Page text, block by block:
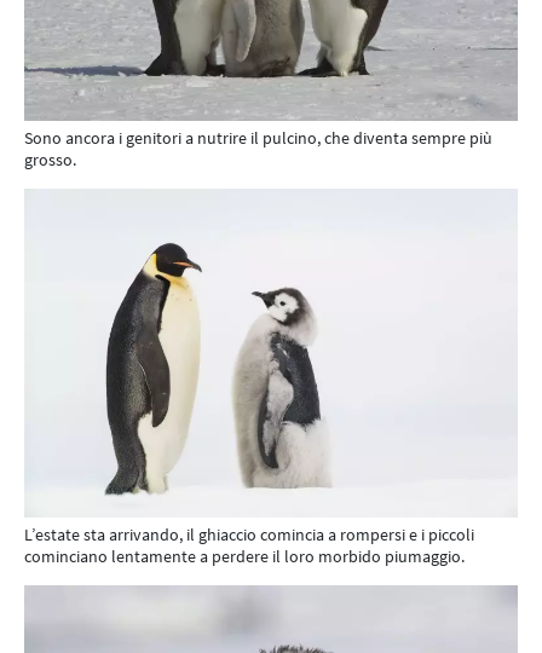
Sono ancora i genitori a nutrire il pulcino, che diventa sempre più
grosso.
L’estate sta arrivando, il ghiaccio comincia a rompersi e i piccoli
cominciano lentamente a perdere il loro morbido piumaggio.